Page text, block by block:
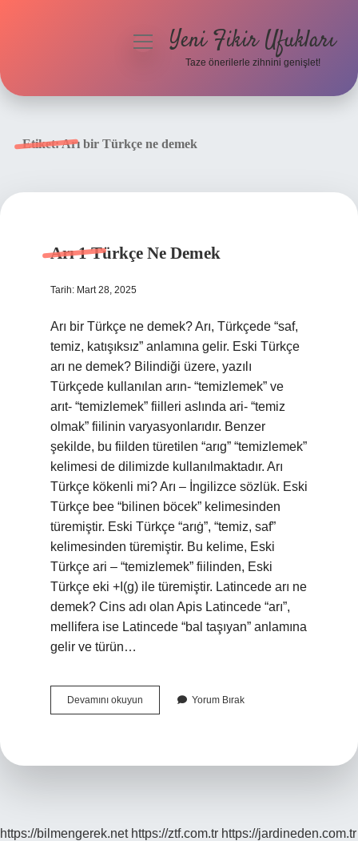
menüyüYeni Fikir Ufukları
Taze önerilerle zihnini genişlet!
Etiket:Arı bir Türkçe ne demek
Arı 1 Türkçe Ne Demek
Tarih: Mart 28, 2025
Arı bir Türkçe ne demek? Arı, Türkçede “saf,
temiz, katışıksız” anlamına gelir. Eski Türkçe
arı ne demek? Bilindiği üzere, yazılı
Türkçede kullanılan arın- “temizlemek” ve
arıt- “temizlemek” fiilleri aslında ari- “temiz
olmak” fiilinin varyasyonlarıdır. Benzer
şekilde, bu fiilden türetilen “arıg” “temizlemek”
kelimesi de dilimizde kullanılmaktadır. Arı
Türkçe kökenli mi? Arı – İngilizce sözlük. Eski
Türkçe bee “bilinen böcek” kelimesinden
türemiştir. Eski Türkçe “arıġ”, “temiz, saf”
kelimesinden türemiştir. Bu kelime, Eski
Türkçe ari – “temizlemek” fiilinden, Eski
Türkçe eki +I(g) ile türemiştir. Latincede arı ne
demek? Cins adı olan Apis Latincede “arı”,
mellifera ise Latincede “bal taşıyan” anlamına
gelir ve türün…
Devamını okuyun
1
Yorum Bırak
https://bilmengerek.net https://ztf.com.tr https://jardineden.com.tr